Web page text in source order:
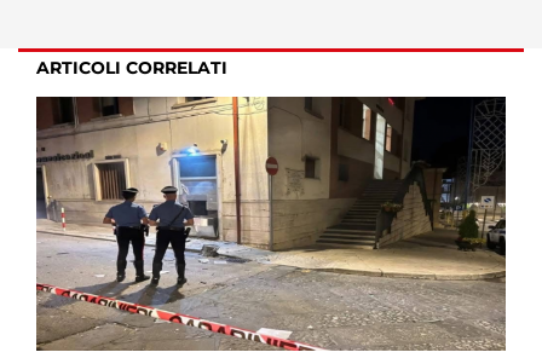
ARTICOLI CORRELATI